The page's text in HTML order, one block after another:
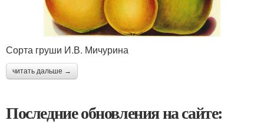
Сорта груши И.В. Мичурина
читать дальше →
Последние обновления на сайте: